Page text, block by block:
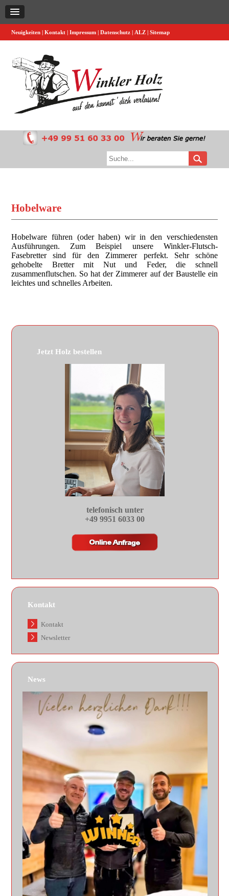
Neuigkeiten Kontakt Impressum Datenschutz ALZ Sitemap
Hobelware
Hobelware führen (oder haben) wir in den verschiedensten
Ausführungen. Zum Beispiel unsere Winkler-Flutsch-
Fasebretter sind für den Zimmerer perfekt. Sehr schöne
gehobelte Bretter mit Nut und Feder, die schnell
zusammenflutschen. So hat der Zimmerer auf der Baustelle ein
leichtes und schnelles Arbeiten.
Jetzt Holz bestellen
telefonisch unter
+49 9951 6033 00
Kontakt
Kontakt
Newsletter
News